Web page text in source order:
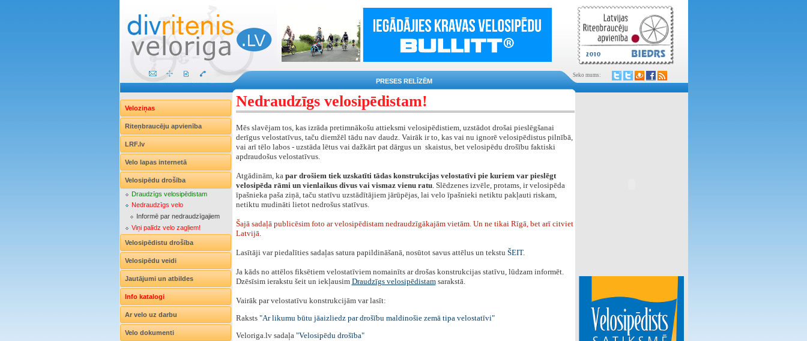
PRESES RELĪZĒM
Seko mums:
Veloziņas
Riteņbraucēju apvienība
LRF.lv
Velo lapas internetā
Velosipēdu drošība
Draudzīgs velosipēdistam
Nedraudzīgs velo
Informē par nedraudzīgajiem
Viņi palīdz velo zagļiem!
Velosipēdistu drošība
Velosipēdu veidi
Jautājumi un atbildes
Info katalogi
Ar velo uz darbu
Velo dokumenti
Nedraudzīgs velosipēdistam!
Mēs slavējam tos, kas izrāda pretimnākošu attieksmi velosipēdistiem, uzstādot drošai pieslēgšanai
derīgus velostatīvus, taču diemžēl tādu nav daudz. Vairāk ir to, kas vai nu ignorē velosipēdistus pilnībā,
vai arī tēlo labos - uzstāda lētus vai dažkārt pat dārgus un skaistus, bet velosipēdu drošību faktiski
apdraudošus velostatīvus.
Atgādinām, ka par drošiem tiek uzskatīti tādas konstrukcijas velostatīvi pie kuriem var pieslēgt
velosipēda rāmi un vienlaikus divus vai vismaz vienu ratu. Slēdzenes izvēle, protams, ir velosipēda
īpašnieka paša ziņā, taču statīvu uzstādītājiem jārūpējas, lai velo īpašnieki netiktu pakļauti riskam,
netiktu mudināti lietot nedrošus statīvus.
Šajā sadaļā publicēsim foto ar velosipēdistam nedraudzīgākajām vietām. Un ne tikai Rīgā, bet arī citviet
Latvijā.
Lasītāji var piedalīties sadaļas satura papildināšanā, nosūtot savus attēlus un tekstu ŠEIT.
Ja kāds no attēlos fiksētiem velostatīviem nomainīts ar drošas konstrukcijas statīvu, lūdzam informēt.
Dzēsīsim ierakstu šeit un iekļausim Draudzīgs velosipēdistam sarakstā.
Vairāk par velostatīvu konstrukcijām var lasīt:
Raksts "Ar likumu būtu jāaizliedz par drošību maldinošie zemā tipa velostatīvi"
Veloriga.lv sadaļa "Velosipēdu drošība"